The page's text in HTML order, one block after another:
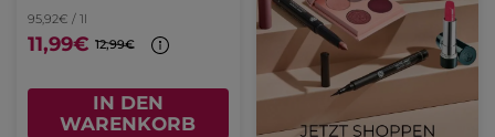
95,92€ / 1l
11,99€ 12,99€
IN DEN
WARENKORB